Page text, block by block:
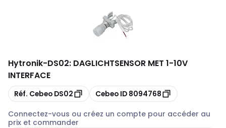
Hytronik-DS02: DAGLICHTSENSOR MET 1-10V
INTERFACE
Copier
Réf. Cebeo DS02 Copier
Cebeo ID 8094768
Connectez-vous ou créez un compte pour accéder au
prix et commander